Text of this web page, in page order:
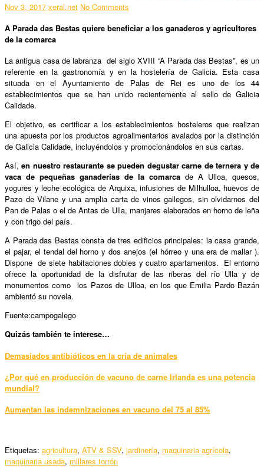
Nov 3, 2017 xeral.net No Comments
A Parada das Bestas quiere beneficiar a los ganaderos y agricultores
de la comarca
La antigua casa de labranza del siglo XVIII “A Parada das Bestas”, es un
referente en la gastronomía y en la hostelería de Galicia. Esta casa
situada en el Ayuntamiento de Palas de Rei es uno de los 44
establecimientos que se han unido recientemente al sello de Galicia
Calidade.
El objetivo, es certificar a los establecimientos hosteleros que realizan
una apuesta por los productos agroalimentarios avalados por la distinción
de Galicia Calidade, incluyéndolos y promocionándolos en sus cartas.
Así,en nuestro restaurante se pueden degustar carne de ternera y de
vaca de pequeñas ganaderías de la comarca de A Ulloa, quesos,
yogures y leche ecológica de Arquixa, infusiones de Milhulloa, huevos de
Pazo de Vilane y una amplia carta de vinos gallegos, sin olvidarnos del
Pan de Palas o el de Antas de Ulla, manjares elaborados en horno de leña
y con trigo del país.
A Parada das Bestas consta de tres edificios principales: la casa grande,
el pajar, el tendal del horno y dos anejos (el hórreo y una era de mallar ).
Dispone de siete habitaciones dobles y cuatro apartamentos. El entorno
ofrece la oportunidad de la disfrutar de las riberas del río Ulla y de
monumentos como los Pazos de Ulloa, en los que Emilia Pardo Bazán
ambientó su novela.
Fuente:campogalego
Quizás también te interese…
Demasiados antibióticos en la cría de animales
¿Por qué en producción de vacuno de carne Irlanda es una potencia
mundial?
Aumentan las indemnizaciones en vacuno del 75 al 85%
Etiquetas: agricultura, ATV & SSV, jardinería, maquinaria agrícola,
maquinaria usada, millares torrón